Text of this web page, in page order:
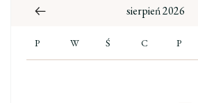
sierpień 2026
P W Ś C P